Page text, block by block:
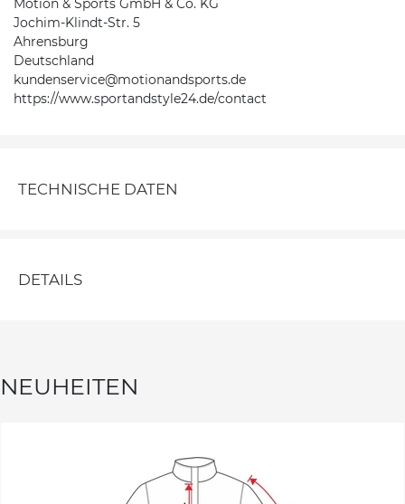
Jochim-Klindt-Str. 5
Ahrensburg
Deutschland
kundenservice@motionandsports.de
https://www.sportandstyle24.de/contact
TECHNISCHE DATEN
DETAILS
NEUHEITEN